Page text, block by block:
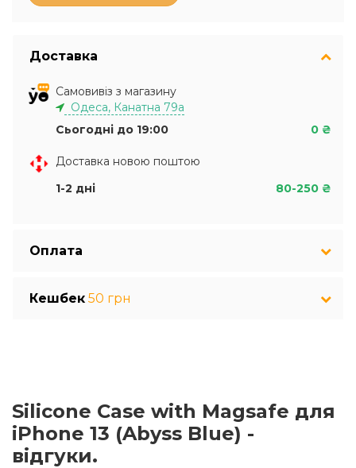
Доставка
Самовивіз з магазину
Одеса, Канатна 79а
Сьогодні до 19:00
0 ₴
Доставка новою поштою
1-2 дні
80-250 ₴
Оплата
Кешбек 50 грн
Silicone Case with Magsafe для
iPhone 13 (Abyss Blue) -
відгуки.